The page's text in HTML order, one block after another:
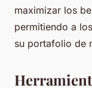
maximizar los
permitiendo a
su portafolio de